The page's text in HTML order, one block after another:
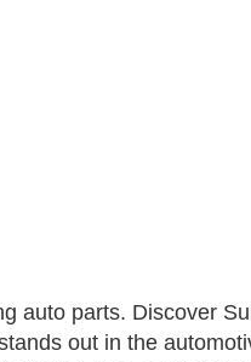
auto parts. Discover
out in the